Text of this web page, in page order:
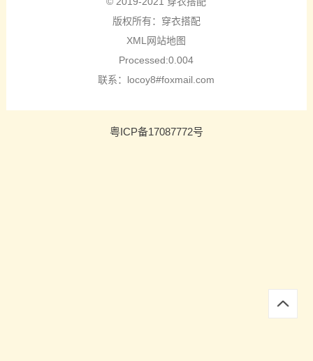
版权所有： 穿衣搭配
XML网站地图
Processed:0.004
联系：locoy8#foxmail.com
粤ICP备17087772号